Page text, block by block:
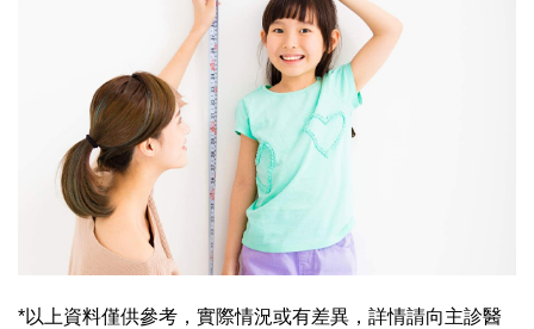
*以上資料僅供參考，實際情況或有差異，詳情請向主診醫